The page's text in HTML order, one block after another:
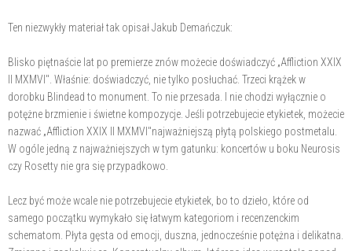
Ten niezwykły materiał tak opisał Jakub Demańczuk:
Blisko piętnaście lat po premierze znów możecie doświadczyć „Affliction XXIX
II MXMVI". Właśnie: doświadczyć, nie tylko posłuchać. Trzeci krążek w
dorobku Blindead to monument. To nie przesada. I nie chodzi wyłącznie o
potężne brzmienie i świetne kompozycje. Jeśli potrzebujecie etykietek, możecie
nazwać „Affliction XXIX II MXMVI"najważniejszą płytą polskiego postmetalu.
W ogóle jedną z najważniejszych w tym gatunku: koncertów u boku Neurosis
czy Rosetty nie gra się przypadkowo.
Lecz być może wcale nie potrzebujecie etykietek, bo to dzieło, które od
samego początku wymykało się łatwym kategoriom i recenzenckim
schematom. Płyta gęsta od emocji, duszna, jednocześnie potężna i delikatna.